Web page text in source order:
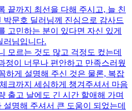
끝까지 최선을 다해 주시고, 늘 친
문호 딜러님께 진심으로 감사드
고민하는 분이 있다면 자신 있게
러님입니다.
모르는 것도 많고 걱정도 컸는데
정이 너무나 편안하고 만족스러웠
하게 설명해 주신 것은 물론, 복잡
크까지 세심하게 챙겨주셔서 마음
출고 날에도 긴 시간 할애해 가며
명해 주셔서 큰 도움이 되었는데